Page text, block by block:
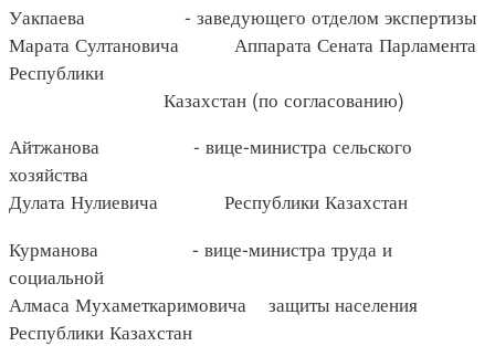
Уакпаева - заведующего отделом экспертизы
Марата Султановича Аппарата Сената Парламента
Республики
Казахстан (по согласованию)
Айтжанова - вице-министра сельского
хозяйства
Дулата Нулиевича Республики Казахстан
Курманова - вице-министра труда и
социальной
Алмаса Мухаметкаримовича защиты населения
Республики Казахстан